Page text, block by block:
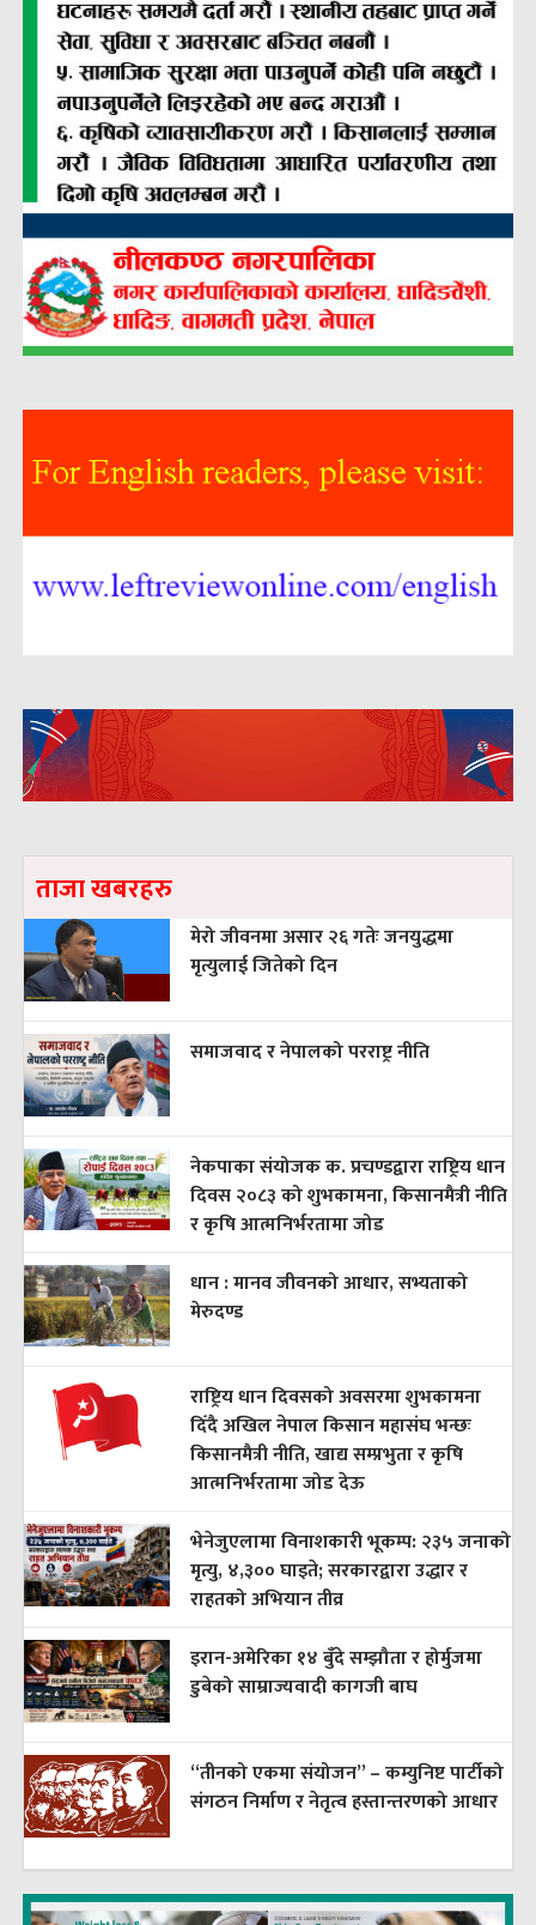
ताजा खबरहरु
मेरो जीवनमा असार २६ गतेः जनयुद्धमा
मृत्युलाई जितेको दिन
समाजवाद र नेपालको परराष्ट्र नीति
नेकपाका संयोजक क. प्रचण्डद्वारा राष्ट्रिय धान
दिवस २०८३ को शुभकामना, किसानमैत्री नीति
र कृषि आत्मनिर्भरतामा जोड
धान : मानव जीवनको आधार, सभ्यताको
मेरुदण्ड
राष्ट्रिय धान दिवसको अवसरमा शुभकामना
दिँदै अखिल नेपाल किसान महासंघ भन्छः
किसानमैत्री नीति, खाद्य सम्प्रभुता र कृषि
आत्मनिर्भरतामा जोड देऊ
भेनेजुएलामा विनाशकारी भूकम्प: २३५ जनाको
मृत्यु, ४,३०० घाइते; सरकारद्वारा उद्धार र
राहतको अभियान तीव्र
इरान-अमेरिका १४ बुँदे सम्झौता र होर्मुजमा
डुबेको साम्राज्यवादी कागजी बाघ
“तीनको एकमा संयोजन” – कम्युनिष्ट पार्टीको
संगठन निर्माण र नेतृत्व हस्तान्तरणको आधार